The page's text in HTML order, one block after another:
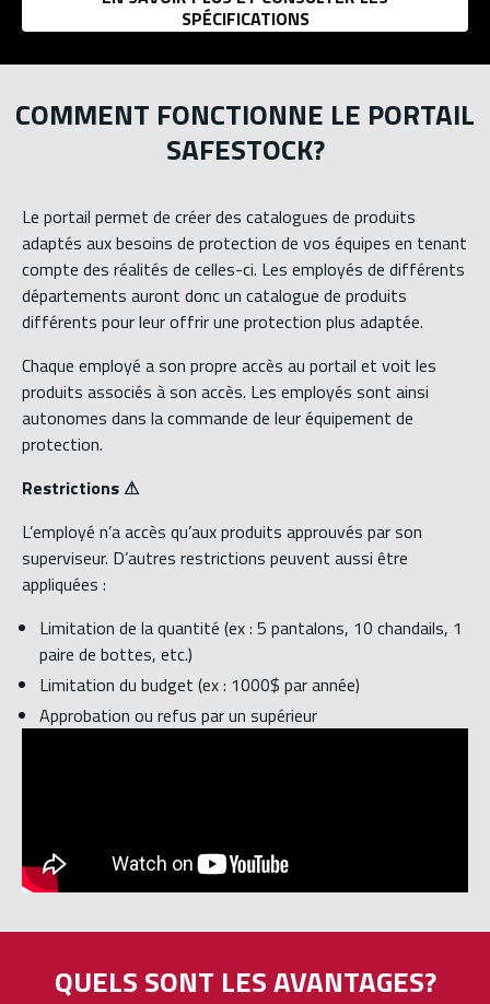
SPÉCIFICATIONS
COMMENT FONCTIONNE LE PORTAIL
SAFESTOCK?
Le portail permet de créer des catalogues de produits
adaptés aux besoins de protection de vos équipes en tenant
compte des réalités de celles-ci. Les employés de différents
départements auront donc un catalogue de produits
différents pour leur offrir une protection plus adaptée.
Chaque employé a son propre accès au portail et voit les
produits associés à son accès. Les employés sont ainsi
autonomes dans la commande de leur équipement de
protection.
Restrictions ⚠
L’employé n’a accès qu’aux produits approuvés par son
superviseur. D’autres restrictions peuvent aussi être
appliquées :
Limitation de la quantité (ex : 5 pantalons, 10 chandails, 1
paire de bottes, etc.)
Limitation du budget (ex : 1000$ par année)
Approbation ou refus par un supérieur
QUELS SONT LES AVANTAGES?